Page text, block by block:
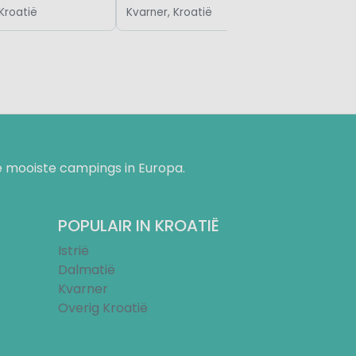
Kvarner, Kroatië
campings in Europa.
POPULAIR IN KROATIË
Istrië
Dalmatië
Kvarner
Overig Kroatië